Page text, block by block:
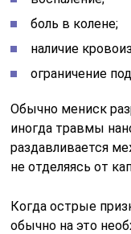
боль в колене;
наличие
ограничение
Обычно мениск
иногда травмы
раздавливается
не отделяясь от
Когда острые
обычно на это